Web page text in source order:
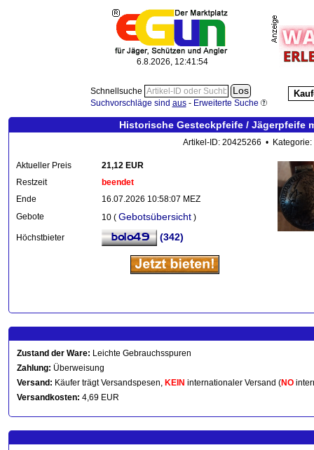
6.8.2026, 12:41:55
Schnellsuche
Suchvorschläge sind aus- Erweiterte Suche
Historische Gesteckpfeife / Jägerpfeife
Artikel-ID: 20425266 • Kategorie:
Aktueller Preis
21,12 EUR
Restzeit
beendet
Ende
16.07.2026 10:58:07 MEZ
Gebote
10 ( Gebotsübersicht )
Höchstbieter (342)
Zustand der Ware: Leichte Gebrauchsspuren
Zahlung: Überweisung
Versand: Käufer trägt Versandspesen, KEIN internationaler Versand (NO
Versandkosten: 4,69 EUR